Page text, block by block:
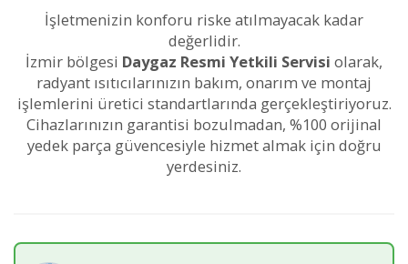
İşletmenizin konforu riske atılmayacak kadar
değerlidir.
İzmir bölgesi Daygaz Resmi Yetkili Servisi olarak,
radyant ısıtıcılarınızın bakım, onarım ve montaj
işlemlerini üretici standartlarında gerçekleştiriyoruz.
Cihazlarınızın garantisi bozulmadan, %100 orijinal
yedek parça güvencesiyle hizmet almak için doğru
yerdesiniz.